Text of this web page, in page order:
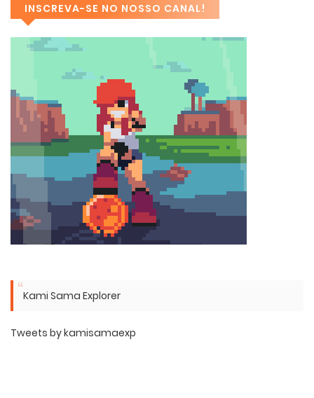
INSCREVA-SE NO NOSSO CANAL!
Kami Sama Explorer
Tweets by kamisamaexp